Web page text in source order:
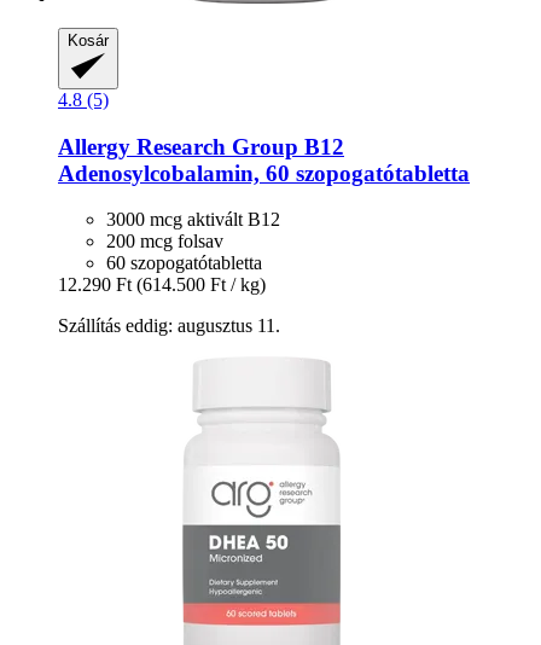
Kosár
4.8 (5)
Allergy Research Group B12
Adenosylcobalamin, 60 szopogatótabletta
3000 mcg aktivált B12
200 mcg folsav
60 szopogatótabletta
12.290 Ft (614.500 Ft / kg)
Szállítás eddig: augusztus 11.